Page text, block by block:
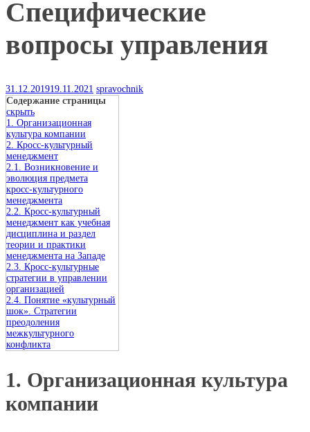
Специфические
вопросы управления
31.12.201919.11.2021 spravochnik
Содержание страницы
скрыть
1. Организационная
культура компании
2. Кросс-культурный
менеджмент
2.1. Возникновение и
эволюция предмета
кросс‑культурного
менеджмента
2.2. Кросс‑культурный
менеджмент как учебная
дисциплина и раздел
теории и практики
менеджмента на Западе
2.3. Кросс‑культурные
стратегии в управлении
организацией
2.4. Понятие «культурный
шок». Стратегии
преодоления
межкультурного
конфликта
1. Организационная культура
компании